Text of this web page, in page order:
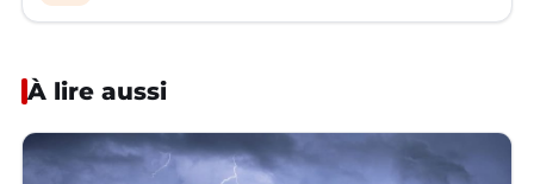
À lire aussi